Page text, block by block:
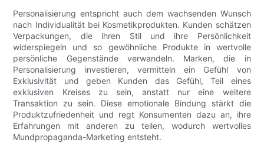
Personalisierung entspricht auch dem wachsenden Wunsch
nach Individualität bei Kosmetikprodukten. Kunden schätzen
Verpackungen, die ihren Stil und ihre Persönlichkeit
widerspiegeln und so gewöhnliche Produkte in wertvolle
persönliche Gegenstände verwandeln. Marken, die in
Personalisierung investieren, vermitteln ein Gefühl von
Exklusivität und geben Kunden das Gefühl, Teil eines
exklusiven Kreises zu sein, anstatt nur eine weitere
Transaktion zu sein. Diese emotionale Bindung stärkt die
Produktzufriedenheit und regt Konsumenten dazu an, ihre
Erfahrungen mit anderen zu teilen, wodurch wertvolles
Mundpropaganda-Marketing entsteht.